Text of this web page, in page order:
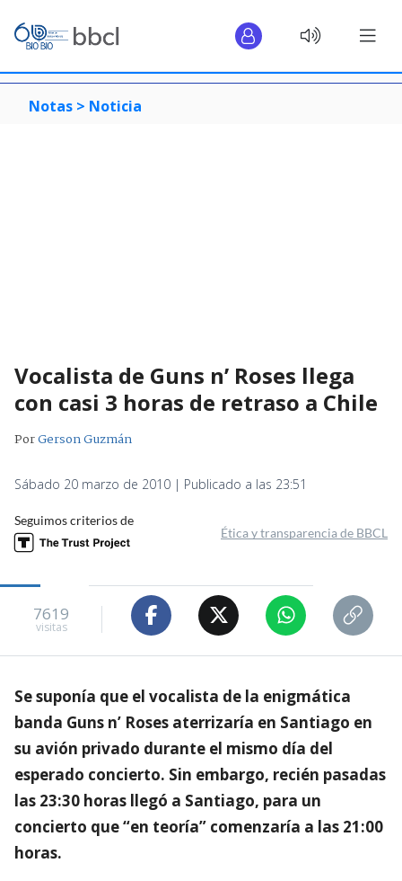
Notas > Noticia
Vocalista de Guns n’ Roses llega
con casi 3 horas de retraso a Chile
PorGerson Guzmán
Sábado 20 marzo de 2010 | Publicado a las 23:51
Seguimos criterios de
Ética y transparencia de BBCL
7619
visitas
Se suponía que el vocalista de la enigmática
banda Guns n’ Roses aterrizaría en Santiago en
su avión privado durante el mismo día del
esperado concierto. Sin embargo, recién pasadas
las 23:30 horas llegó a Santiago, para un
concierto que “en teoría” comenzaría a las 21:00
horas.